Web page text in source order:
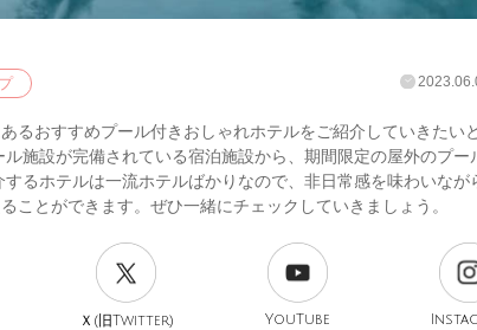
るおすすめプール付きおしゃれホテルをご紹介していきたい
施設が完備されている宿泊施設から、期間限定の屋外のプー
するホテルは一流ホテルばかりなので、非日常感を味わいなが
ことができます。ぜひ一緒にチェックしていきましょう。
Ｘ(旧Twitter) YouTube